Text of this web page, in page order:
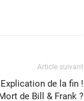
Article suivant
de la fin !
de Bill & Frank ?